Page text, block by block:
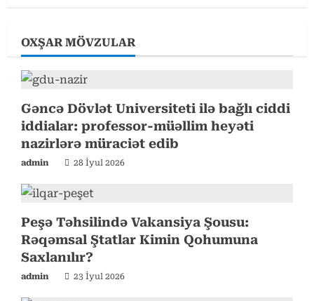
e
a
d
i
n
g
OXŞAR MÖVZULAR
Gəncə Dövlət Universiteti ilə bağlı ciddi
iddialar: professor-müəllim heyəti
nazirlərə müraciət edib
admin 28 İyul 2026
Peşə Təhsilində Vakansiya Şousu:
Rəqəmsal Ştatlar Kimin Qohumuna
Saxlanılır?
admin 23 İyul 2026